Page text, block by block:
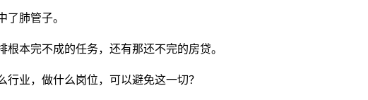
肺管子。
本完不成的任务，还有那还不完的房贷。
业，做什么岗位，可以避免这一切？